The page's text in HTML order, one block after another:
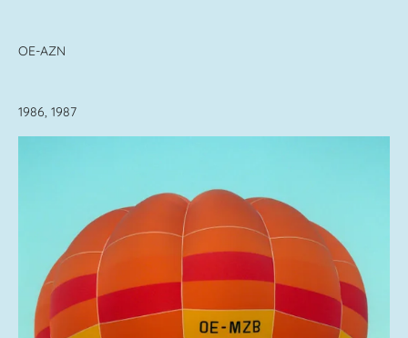
OE-AZN
1986, 1987